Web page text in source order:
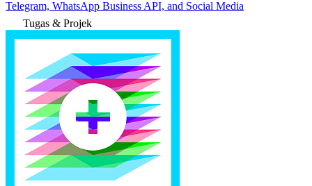
Telegram, WhatsApp Business API, and Social Media
Tugas & Projek